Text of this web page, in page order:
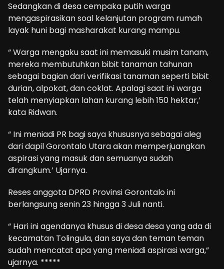
Sedangkan di desa cempaka putih warga
mengaspirasikan soal kelanjutan program rumah
layak huni bagi masharakat kurang mampu.
“ Warga mengaku saat ini memasuki musim tanam,
mereka membutuhkan bibit tanaman tahunan
sebagai bagian dari verifikasi tanaman seperti bibit
durian, alpokat, dan coklat. Apalagi saat ini warga
telah menyiapkan lahan kurang lebih 150 hektar,’
kata Ridwan.
“ Ini meniadi PR bagi saya khususnya sebagai aleg
dari dapil Gorontalo Utara akan memperjuangkan
aspirasi yang masuk dan semuanya sudah
dirangkum.’ Ujarnya.
Reses anggota DPRD Provinsi Gorontalo ini
berlangsung senin 23 hingga 3 Juli nanti.
“ Hari ini agendanya khusus di desa desa yang ada di
kecamatan Tolingula, dan saya dan teman teman
sudah mencatat apa yang meniadi aspirasi warga,”
ujarnya. *****